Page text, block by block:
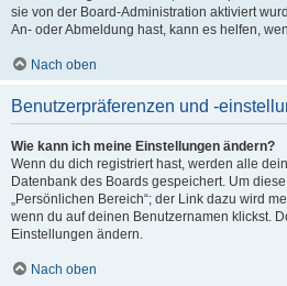
sie von der Board-Administration aktiviert
An- oder Abmeldung hast, kann es helfen,
Nach oben
Benutzerpräferenzen und -
Wie kann ich meine Einstellungen ändern?
Wenn du dich registriert hast, werden alle
Datenbank des Boards gespeichert. Um
„Persönlichen Bereich“; der Link dazu wird
wenn du auf deinen Benutzernamen klickst.
Einstellungen ändern.
Nach oben